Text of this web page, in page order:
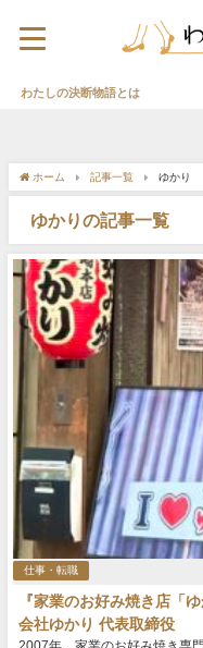
わたしの決断物語とは
ホーム 記事一覧 ゆかり
ゆかりの記事一覧
仕事・転職
『家業のお好み焼き店「
会社ゆかり 代表取締役